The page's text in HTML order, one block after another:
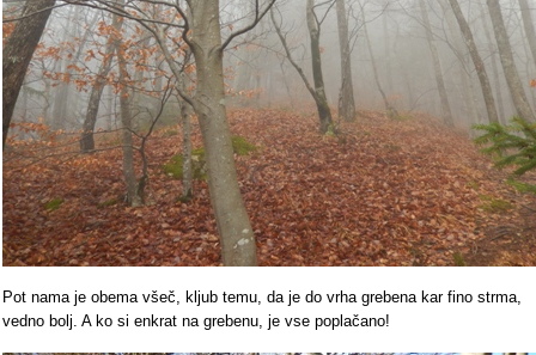
Pot nama je obema všeč, kljub temu, da je do vrha grebena kar fino strma,
vedno bolj. A ko si enkrat na grebenu, je vse poplačano!